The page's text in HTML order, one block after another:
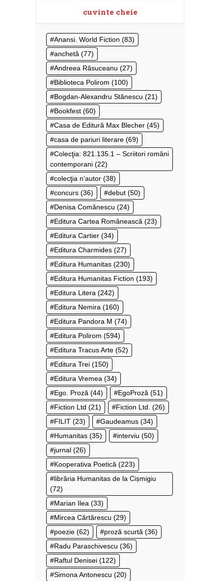
cuvinte cheie
Anansi. World Fiction (83)
anchetă (77)
Andreea Răsuceanu (27)
Biblioteca Polirom (100)
Bogdan-Alexandru Stănescu (21)
Bookfest (60)
Casa de Editură Max Blecher (45)
casa de pariuri literare (69)
Colecţia: 821.135.1 – Scriitori români
contemporani (22)
colecţia n’autor (38)
concurs (36) debut (50)
Denisa Comănescu (24)
Editura Cartea Românească (23)
Editura Cartier (34)
Editura Charmides (27)
Editura Humanitas (230)
Editura Humanitas Fiction (193)
Editura Litera (242)
Editura Nemira (160)
Editura Pandora M (74)
Editura Polirom (594)
Editura Tracus Arte (52)
Editura Trei (150)
Editura Vremea (34)
Ego. Proză (44) EgoProză (51)
Fiction Ltd (21) Fiction Ltd. (26)
FILIT (23) Gaudeamus (34)
Humanitas (35) interviu (50)
jurnal (26)
Kooperativa Poetică (223)
librăria Humanitas de la Cișmigiu
(72)
Marian Ilea (33)
Mircea Cărtărescu (29)
poezie (62) proză scurtă (36)
Radu Paraschivescu (36)
Raftul Denisei (122)
Simona Antonescu (20)